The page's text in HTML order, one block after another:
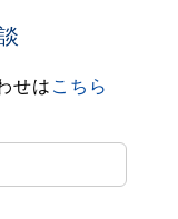
せは こちら